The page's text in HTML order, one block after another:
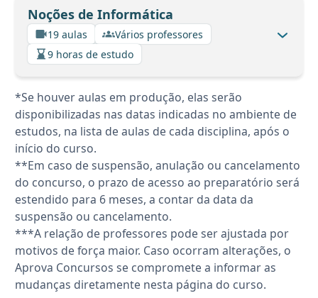
Noções de Informática
19 aulas
Vários professores
9 horas de estudo
*Se houver aulas em produção, elas serão
disponibilizadas nas datas indicadas no ambiente de
estudos, na lista de aulas de cada disciplina, após o
início do curso.
**Em caso de suspensão, anulação ou cancelamento
do concurso, o prazo de acesso ao preparatório será
estendido para 6 meses, a contar da data da
suspensão ou cancelamento.
***A relação de professores pode ser ajustada por
motivos de força maior. Caso ocorram alterações, o
Aprova Concursos se compromete a informar as
mudanças diretamente nesta página do curso.